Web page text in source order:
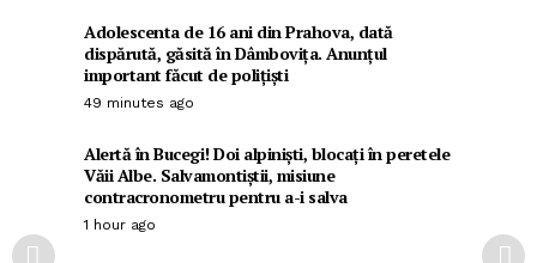
Adolescenta de 16 ani din Prahova, dată
dispărută, găsită în Dâmbovița. Anunțul
important făcut de polițiști
49 minutes ago
Alertă în Bucegi! Doi alpiniști, blocați în peretele
Văii Albe. Salvamontiștii, misiune
contracronometru pentru a-i salva
1 hour ago